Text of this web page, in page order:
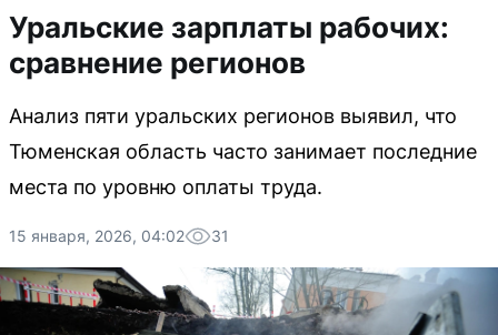
Уральские зарплаты рабочих:
сравнение регионов
Анализ пяти уральских регионов выявил, что
Тюменская область часто занимает последние
места по уровню оплаты труда.
15 января, 2026, 04:02 31